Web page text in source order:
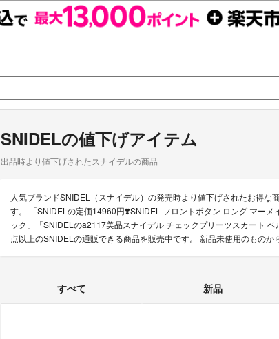
SNIDELの値下げアイテム
出品時より値下げされたスナイデルの商品
人気ブランドSNIDEL（スナイデル）の発売時より値下げされたお得
す。 「SNIDELの定価14960円❣️SNIDEL フロントボタン ロング マ
ック」「SNIDELのa2117美品スナイデル チェックプリーツスカート
点以上のSNIDELの通販できる商品を販売中です。 新品未使用のものか
すべて 新品